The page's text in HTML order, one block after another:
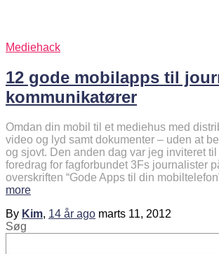
Mediehack
12 gode mobilapps til
kommunikatører
Omdan din mobil til et mediehus med
video og lyd samt dokumenter – uden at
og sjovt. Den anden dag var jeg inviteret
foredrag for fagforbundet 3Fs journalister
overskriften “Gode Apps til din
more
By Kim, 14 år ago marts 11, 2012
Søg